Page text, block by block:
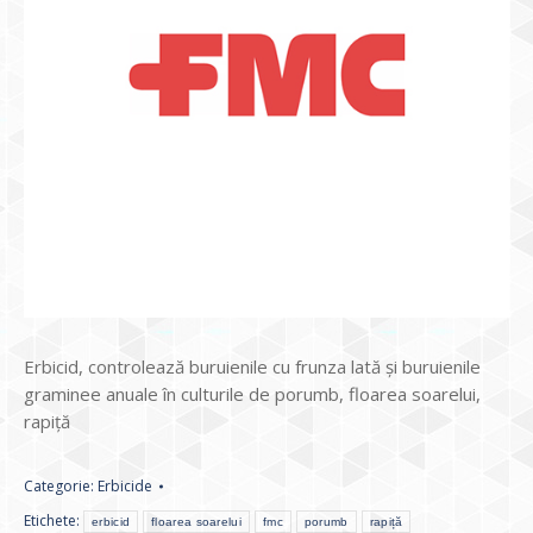
Erbicid, controlează buruienile cu frunza lată şi buruienile
graminee anuale în culturile de porumb, floarea soarelui,
rapiţă
Categorie: Erbicide
Etichete:
erbicid floarea soarelui fmc porumb rapiță